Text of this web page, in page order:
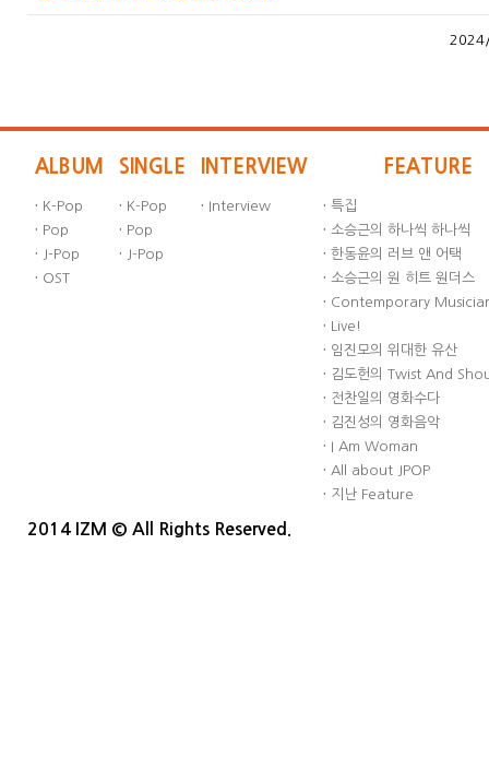
ALBUM
· K-Pop
· Pop
· J-Pop
· OST
SINGLE
· K-Pop
· Pop
· J-Pop
INTERVIEW
· Interview
FEATURE
· 특집
· 소승근의 하나씩 하나씩
· 한동윤의 러브 앤 어택
· 소승근의 원 히트 원더스
· Contemporary
· Live!
· 임진모의 위대한 유산
· 김도헌의 Twist And
· 전찬일의 영화수다
· 김진성의 영화음악
· I Am Woman
· All about JPOP
· 지난 Feature
2014 IZM © All Rights Reserved.